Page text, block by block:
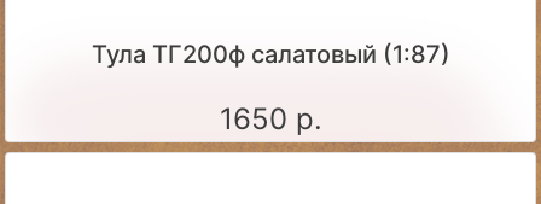
Тула ТГ200ф салатовый (1:87)
1650 р.